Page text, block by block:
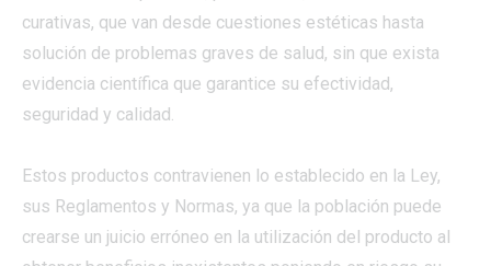
curativas, que van desde cuestiones estéticas hasta
solución de problemas graves de salud, sin que exista
evidencia científica que garantice su efectividad,
seguridad y calidad.
Estos productos contravienen lo establecido en la Ley,
sus Reglamentos y Normas, ya que la población puede
crearse un juicio erróneo en la utilización del producto al